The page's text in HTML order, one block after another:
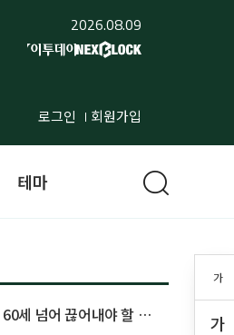
2026.08.09
로그인 회원가입
가
가
테마
세 넘어 끊어내야 할 사